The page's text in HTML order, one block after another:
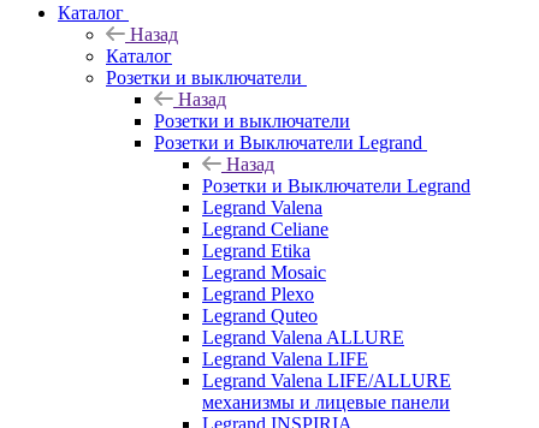
Каталог
Назад
Каталог
Розетки и выключатели
Назад
Розетки и выключатели
Розетки и Выключатели Legrand
Назад
Розетки и Выключатели Legrand
Legrand Valena
Legrand Celiane
Legrand Etika
Legrand Mosaic
Legrand Plexo
Legrand Quteo
Legrand Valena ALLURE
Legrand Valena LIFE
Legrand Valena LIFE/ALLURE
механизмы и лицевые панели
Legrand INSPIRIA